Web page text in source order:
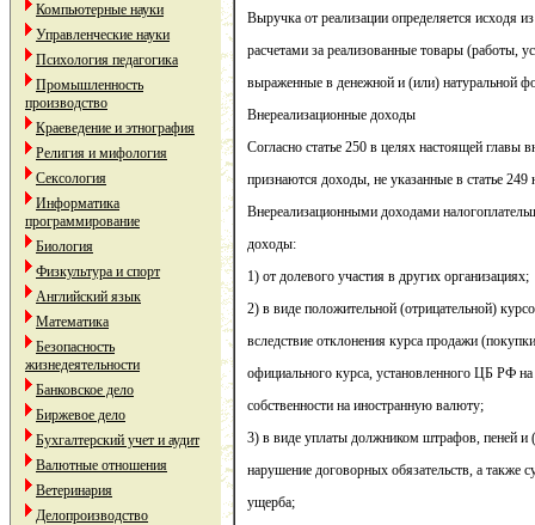
Компьютерные науки
Управленческие науки
Психология педагогика
Промышленность
производство
Краеведение и этнография
Религия и мифология
Сексология
Информатика
программирование
Биология
Физкультура и спорт
Английский язык
Математика
Безопасность
жизнедеятельности
Банковское дело
Биржевое дело
Бухгалтерский учет и аудит
Валютные отношения
Ветеринария
Делопроизводство
Выручка от реализации определяется исходя
расчетами за реализованные товары (работы,
выраженные в денежной и (или) натуральной
Внереализационные доходы
Согласно статье 250 в целях настоящей главы
признаются доходы, не указанные в статье 249
Внереализационными доходами
доходы:
1) от долевого участия в других организациях;
2) в виде положительной (отрицательной)
вследствие отклонения курса продажи
официального курса, установленного ЦБ РФ на
собственности на иностранную валюту;
3) в виде уплаты должником штрафов, пеней и
нарушение договорных обязательств, а также
ущерба;